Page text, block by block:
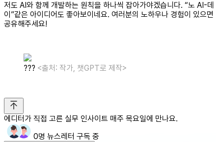
저도 AI와 함께 개발하는 원칙을 하나씩 잡아가야겠습니다. “노 AI-데
이”같은 아이디어도 좋아보이네요. 여러분의 노하우나 경험이 있으면
공유해주세요!
??? <출처: 작가, 챗GPT로 제작>
에디터가 직접 고른 실무 인사이트 매주 목요일에 만나요.
0명 뉴스레터 구독 중